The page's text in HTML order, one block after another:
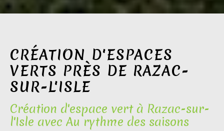
CRÉATION D'ESPACES
VERTS PRÈS DE RAZAC-
SUR-L'ISLE
Création d'espace vert à Razac-sur-
l'Isle avec Au rythme des saisons